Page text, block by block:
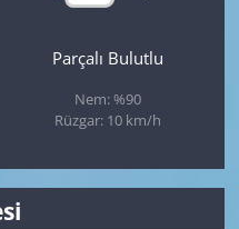
Parçalı Bulutlu
Nem: %90
Rüzgar: 10 km/h